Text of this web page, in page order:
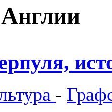
-